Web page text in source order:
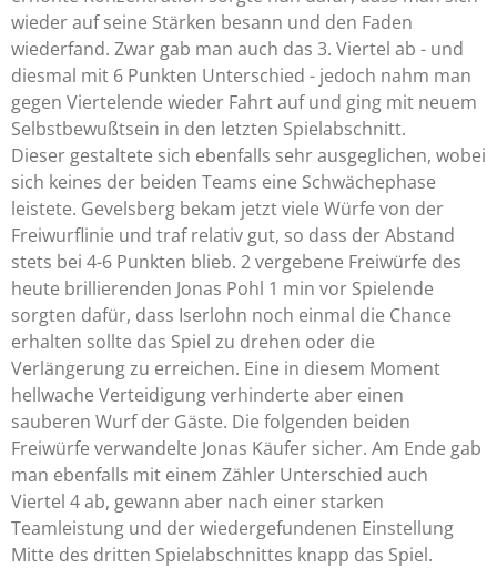
wieder auf seine Stärken besann und den Faden
wiederfand. Zwar gab man auch das 3. Viertel ab - und
diesmal mit 6 Punkten Unterschied - jedoch nahm man
gegen Viertelende wieder Fahrt auf und ging mit neuem
Selbstbewußtsein in den letzten Spielabschnitt.
Dieser gestaltete sich ebenfalls sehr ausgeglichen, wobei
sich keines der beiden Teams eine Schwächephase
leistete. Gevelsberg bekam jetzt viele Würfe von der
Freiwurflinie und traf relativ gut, so dass der Abstand
stets bei 4-6 Punkten blieb. 2 vergebene Freiwürfe des
heute brillierenden Jonas Pohl 1 min vor Spielende
sorgten dafür, dass Iserlohn noch einmal die Chance
erhalten sollte das Spiel zu drehen oder die
Verlängerung zu erreichen. Eine in diesem Moment
hellwache Verteidigung verhinderte aber einen
sauberen Wurf der Gäste. Die folgenden beiden
Freiwürfe verwandelte Jonas Käufer sicher. Am Ende gab
man ebenfalls mit einem Zähler Unterschied auch
Viertel 4 ab, gewann aber nach einer starken
Teamleistung und der wiedergefundenen Einstellung
Mitte des dritten Spielabschnittes knapp das Spiel.